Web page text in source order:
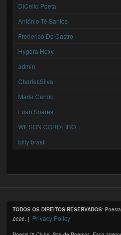
DiCello Poeta
António Tê Santos
Frederico De Castro
Hygora Hoxy
admin
CharlesSilva
Maria Carmo
Luan Soares
WILSON CORDEIRO...
billy brasil
TODOS OS DIREITOS RESERVADOS:
2026 . | Privacy Policy